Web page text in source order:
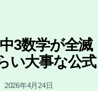
3数学が全滅
い大事な公式
2026年4月24日